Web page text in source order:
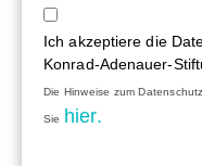
Ich akzeptiere die
Konrad-Adenauer-
Die Hinweise zum
Sie hier.